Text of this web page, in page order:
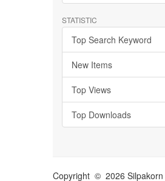
STATISTIC
Top Search Keyword
New Items
Top Views
Top Downloads
Copyright © 2026 Silpakorn